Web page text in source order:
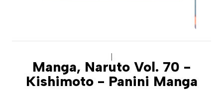
Manga, Naruto Vol. 70 -
Kishimoto - Panini Manga